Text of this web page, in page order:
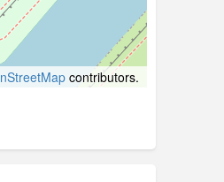
contributors.